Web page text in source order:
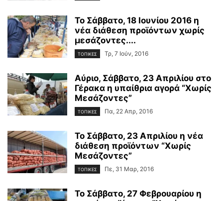
Το Σάββατο, 18 Ιουνίου 2016 η
νέα διάθεση προϊόντων χωρίς
μεσάζοντες....
ΤΟΠΙΚΕΣ Τρ, 7 Ιούν, 2016
Αύριο, Σάββατο, 23 Απριλίου στο
Γέρακα η υπαίθρια αγορά “Χωρίς
Μεσάζοντες”
ΤΟΠΙΚΕΣ Πα, 22 Απρ, 2016
Το Σάββατο, 23 Απριλίου η νέα
διάθεση προϊόντων “Χωρίς
Μεσάζοντες”
ΤΟΠΙΚΕΣ Πε, 31 Μαρ, 2016
Το Σάββατο, 27 Φεβρουαρίου η